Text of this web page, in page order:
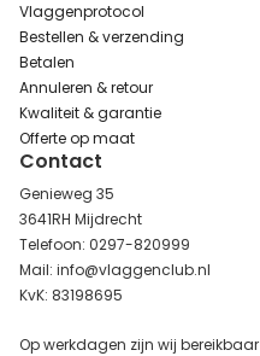
Vlaggenprotocol
Bestellen & verzending
Betalen
Annuleren & retour
Kwaliteit & garantie
Offerte op maat
Contact
Genieweg 35
3641RH Mijdrecht
Telefoon: 0297-820999
Mail: info@vlaggenclub.nl
KvK: 83198695
Op werkdagen zijn wij bereikbaar